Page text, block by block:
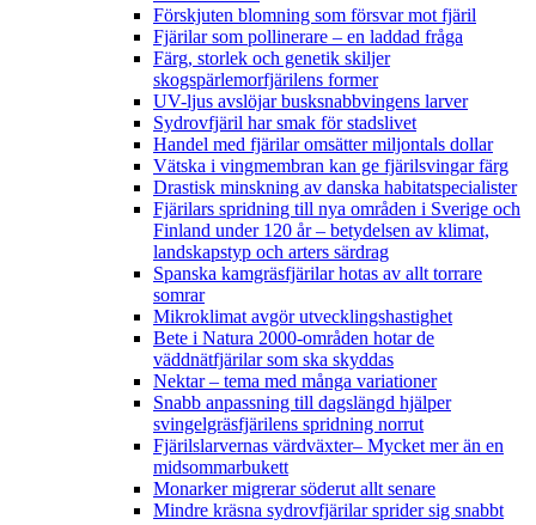
Förskjuten blomning som försvar mot fjäril
Fjärilar som pollinerare – en laddad fråga
Färg, storlek och genetik skiljer
skogspärlemorfjärilens former
UV-ljus avslöjar busksnabbvingens larver
Sydrovfjäril har smak för stadslivet
Handel med fjärilar omsätter miljontals dollar
Vätska i vingmembran kan ge fjärilsvingar färg
Drastisk minskning av danska habitatspecialister
Fjärilars spridning till nya områden i Sverige och
Finland under 120 år– betydelsen av klimat,
landskapstyp och arters särdrag
Spanska kamgräsfjärilar hotas av allt torrare
somrar
Mikroklimat avgör utvecklingshastighet
Bete i Natura 2000-områden hotar de
väddnätfjärilar som ska skyddas
Nektar – tema med många variationer
Snabb anpassning till dagslängd hjälper
svingelgräsfjärilens spridning norrut
Fjärilslarvernas värdväxter– Mycket mer än en
midsommarbukett
Monarker migrerar söderut allt senare
Mindre kräsna sydrovfjärilar sprider sig snabbt